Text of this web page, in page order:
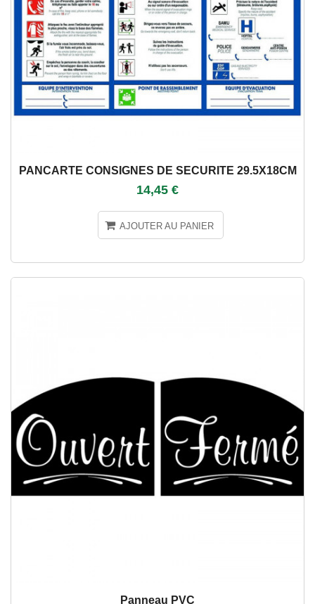
PANCARTE CONSIGNES DE SECURITE 29.5X18CM
14,45 €
AJOUTER AU PANIER
Panneau PVC